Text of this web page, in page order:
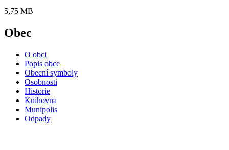
5,75 MB
Obec
O obci
Popis obce
Obecní symboly
Osobnosti
Historie
Knihovna
Munipolis
Odpady